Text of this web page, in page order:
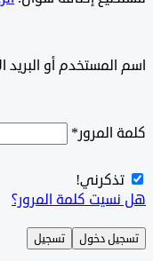
أو البريد
*
كلمة المرور؟
دخول تسجيل